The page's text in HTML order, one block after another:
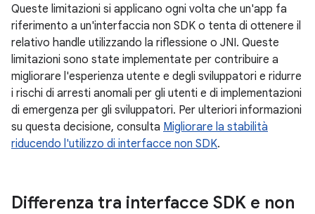
Queste limitazioni si applicano ogni volta che un'app fa
riferimento a un'interfaccia non SDK o tenta di ottenere il
relativo handle utilizzando la riflessione o JNI. Queste
limitazioni sono state implementate per contribuire a
migliorare l'esperienza utente e degli sviluppatori e ridurre
i rischi di arresti anomali per gli utenti e di implementazioni
di emergenza per gli sviluppatori. Per ulteriori informazioni
su questa decisione, consulta Migliorare la stabilità
riducendo l'utilizzo di interfacce non SDK.
Differenza tra interfacce SDK e non